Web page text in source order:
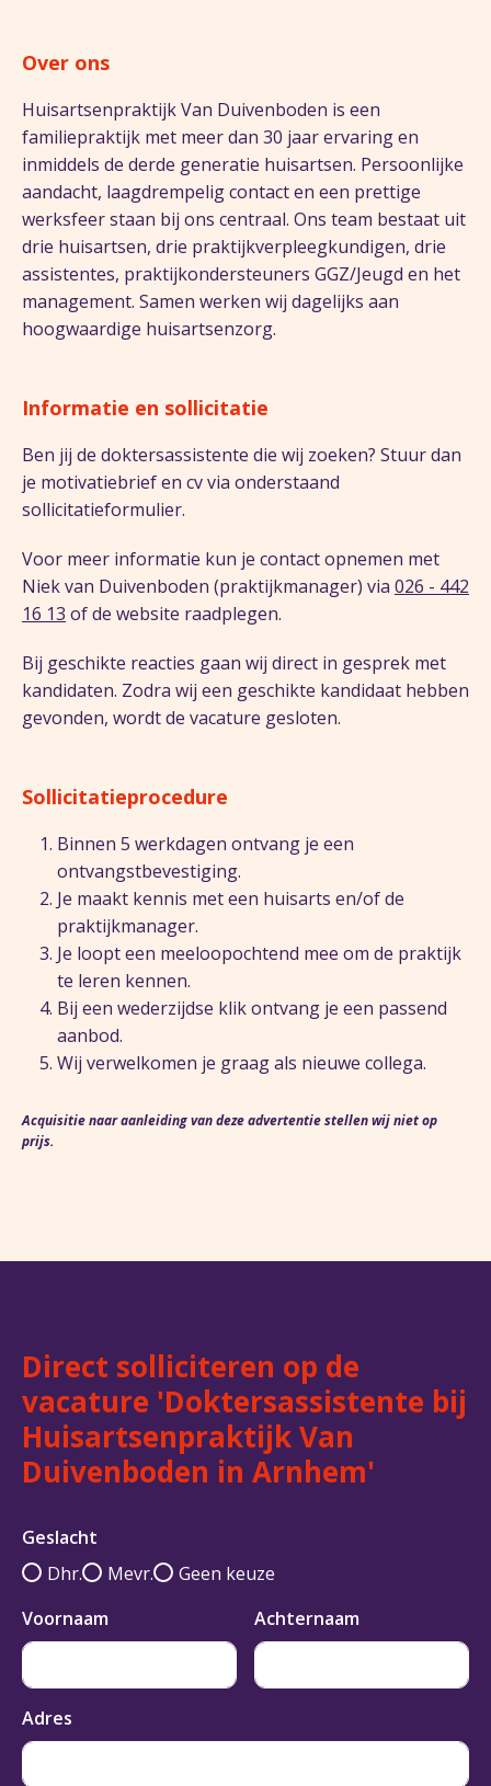
Over ons
Huisartsenpraktijk Van Duivenboden is een
familiepraktijk met meer dan 30 jaar ervaring en
inmiddels de derde generatie huisartsen. Persoonlijke
aandacht, laagdrempelig contact en een prettige
werksfeer staan bij ons centraal. Ons team bestaat uit
drie huisartsen, drie praktijkverpleegkundigen, drie
assistentes, praktijkondersteuners GGZ/Jeugd en het
management. Samen werken wij dagelijks aan
hoogwaardige huisartsenzorg.
Informatie en sollicitatie
Ben jij de doktersassistente die wij zoeken? Stuur dan
je motivatiebrief en cv via onderstaand
sollicitatieformulier.
Voor meer informatie kun je contact opnemen met
Niek van Duivenboden (praktijkmanager) via 026 - 442
16 13 of de website raadplegen.
Bij geschikte reacties gaan wij direct in gesprek met
kandidaten. Zodra wij een geschikte kandidaat hebben
gevonden, wordt de vacature gesloten.
Sollicitatieprocedure
Binnen 5 werkdagen ontvang je een
ontvangstbevestiging.
Je maakt kennis met een huisarts en/of de
praktijkmanager.
Je loopt een meeloopochtend mee om de praktijk
te leren kennen.
Bij een wederzijdse klik ontvang je een passend
aanbod.
Wij verwelkomen je graag als nieuwe collega.
Acquisitie naar aanleiding van deze advertentie stellen wij niet op
prijs.
Direct solliciteren op de
vacature 'Doktersassistente bij
Huisartsenpraktijk Van
Duivenboden in Arnhem'
Geslacht
Dhr.
Mevr.
Geen keuze
Voornaam
Achternaam
Adres